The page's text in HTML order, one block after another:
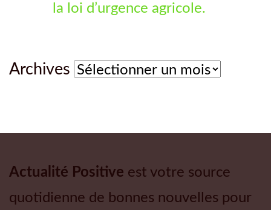
la loi d’urgence agricole.
Archives Archives
Actualité Positive est votre source
quotidienne de bonnes nouvelles pour